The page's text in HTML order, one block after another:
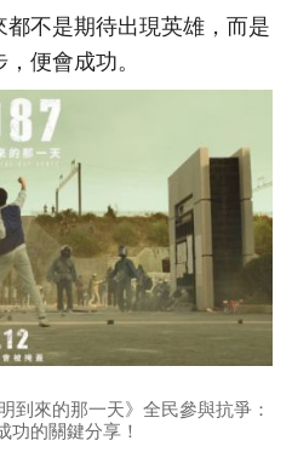
不是期待出現英雄，而是
便會成功。
到來的那一天》全民參與抗爭：
功的關鍵分享！